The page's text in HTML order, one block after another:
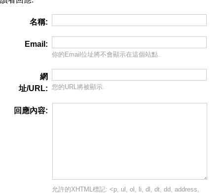
名稱:
Email:
你的Email位址將不會顯示在這個站點.
網
址/URL: 您的URL將被顯示.
回應內容:
允許的XHTML標記: <p, ul, ol, li, dl, dt, dd, address,